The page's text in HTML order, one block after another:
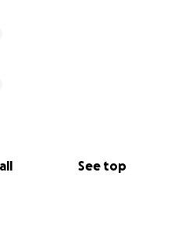
See top